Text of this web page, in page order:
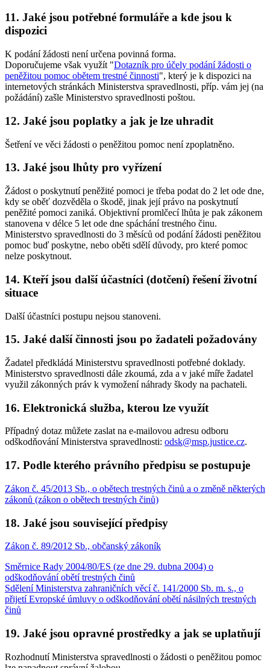
11. Jaké jsou potřebné formuláře a kde jsou k
dispozici
K podání žádosti není určena povinná forma.
Doporučujeme však využít "Dotazník pro účely podání žádosti o
peněžitou pomoc obětem trestné činnosti", který je k dispozici na
internetových stránkách Ministerstva spravedlnosti, příp. vám jej (na
požádání) zašle Ministerstvo spravedlnosti poštou.
12. Jaké jsou poplatky a jak je lze uhradit
Šetření ve věci žádosti o peněžitou pomoc není zpoplatněno.
13. Jaké jsou lhůty pro vyřízení
Žádost o poskytnutí peněžité pomoci je třeba podat do 2 let ode dne,
kdy se oběť dozvěděla o škodě, jinak její právo na poskytnutí
peněžité pomoci zaniká. Objektivní promlčecí lhůta je pak zákonem
stanovena v délce 5 let ode dne spáchání trestného činu.
Ministerstvo spravedlnosti do 3 měsíců od podání žádosti peněžitou
pomoc buď poskytne, nebo oběti sdělí důvody, pro které pomoc
nelze poskytnout.
14. Kteří jsou další účastníci (dotčení) řešení životní
situace
Další účastníci postupu nejsou stanoveni.
15. Jaké další činnosti jsou po žadateli požadovány
Žadatel předkládá Ministerstvu spravedlnosti potřebné doklady.
Ministerstvo spravedlnosti dále zkoumá, zda a v jaké míře žadatel
využil zákonných práv k vymožení náhrady škody na pachateli.
16. Elektronická služba, kterou lze využít
Případný dotaz můžete zaslat na e-mailovou adresu odboru
odškodňování Ministerstva spravedlnosti: odsk@msp.justice.cz.
17. Podle kterého právního předpisu se postupuje
Zákon č. 45/2013 Sb., o obětech trestných činů a o změně některých
zákonů (zákon o obětech trestných činů)
18. Jaké jsou související předpisy
Zákon č. 89/2012 Sb., občanský zákoník
Směrnice Rady 2004/80/ES (ze dne 29. dubna 2004) o
odškodňování obětí trestných činů
Sdělení Ministerstva zahraničních věcí č. 141/2000 Sb. m. s., o
přijetí Evropské úmluvy o odškodňování obětí násilných trestných
činů
19. Jaké jsou opravné prostředky a jak se uplatňují
Rozhodnutí Ministerstva spravedlnosti o žádosti o peněžitou pomoc